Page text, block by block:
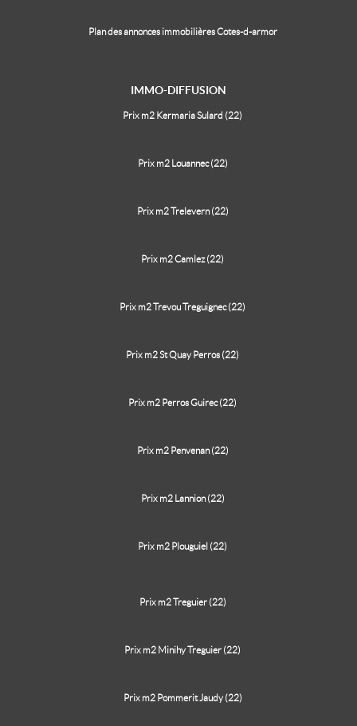
Plan des annonces immobilières Cotes-d-armor
IMMO-DIFFUSION
Prix m2 Kermaria Sulard (22)
Prix m2 Louannec (22)
Prix m2 Trelevern (22)
Prix m2 Camlez (22)
Prix m2 Trevou Treguignec (22)
Prix m2 St Quay Perros (22)
Prix m2 Perros Guirec (22)
Prix m2 Penvenan (22)
Prix m2 Lannion (22)
Prix m2 Plouguiel (22)
Prix m2 Treguier (22)
Prix m2 Minihy Treguier (22)
Prix m2 Pommerit Jaudy (22)